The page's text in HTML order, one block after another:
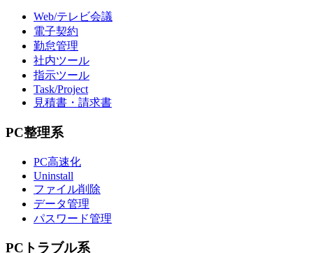
Web/テレビ会議
電子契約
勤怠管理
社内ツール
指示ツール
Task/Project
見積書・請求書
PC整理系
PC高速化
Uninstall
ファイル削除
データ管理
パスワード管理
PCトラブル系